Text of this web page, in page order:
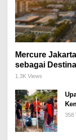
Mercure
sebagai
Meeting, dan
1.3K Views
358